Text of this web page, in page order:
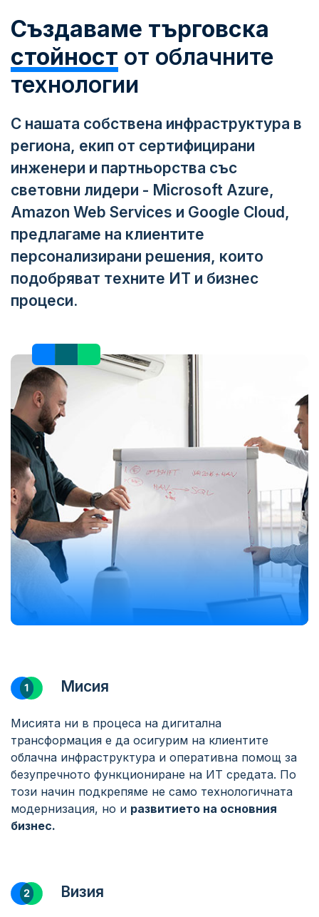
Създаваме търговска
стойност от облачните
технологии
С нашата собствена инфраструктура в
региона, екип от сертифицирани
инженери и партньорства със
световни лидери - Microsoft Azure,
Amazon Web Services и Google Cloud,
предлагаме на клиентите
персонализирани решения, които
подобряват техните ИТ и бизнес
процеси.
Мисия
Мисията ни в процеса на дигитална
трансформация е да осигурим на клиентите
облачна инфраструктура и оперативна помощ за
безупречното функциониране на ИТ средата. По
този начин подкрепяме не само технологичната
модернизация, но и развитието на основния
бизнес.
Визия